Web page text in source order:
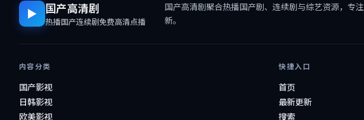
▶ 国产高清剧
热播国产连续剧免费高清点播
国产高清剧聚合热播国产剧、连续剧与综艺资源，专注
新。
内容分类
国产影视
日韩影视
欧美影视
快捷入口
首页
最新更新
搜索